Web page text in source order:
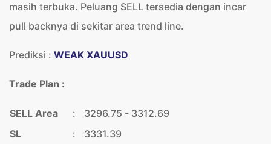
masih terbuka. Peluang SELL tersedia dengan incar
pull backnya di sekitar area trend line.
Prediksi : WEAK XAUUSD
Trade Plan :
SELL Area :
3296.75 - 3312.69
SL
:
3331.39